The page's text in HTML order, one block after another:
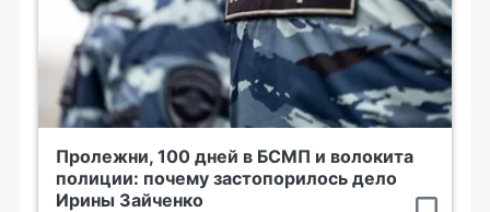
Пролежни, 100 дней в БСМП и волокита
полиции: почему застопорилось дело
Ирины Зайченко